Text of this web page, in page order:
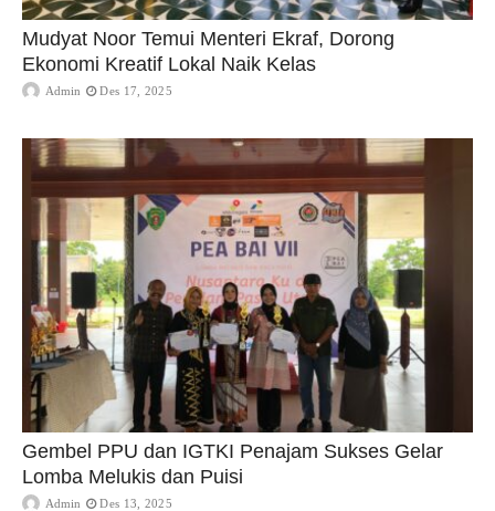
Mudyat Noor Temui Menteri Ekraf, Dorong
Ekonomi Kreatif Lokal Naik Kelas
Admin Des 17, 2025
Gembel PPU dan IGTKI Penajam Sukses Gelar
Lomba Melukis dan Puisi
Admin Des 13, 2025